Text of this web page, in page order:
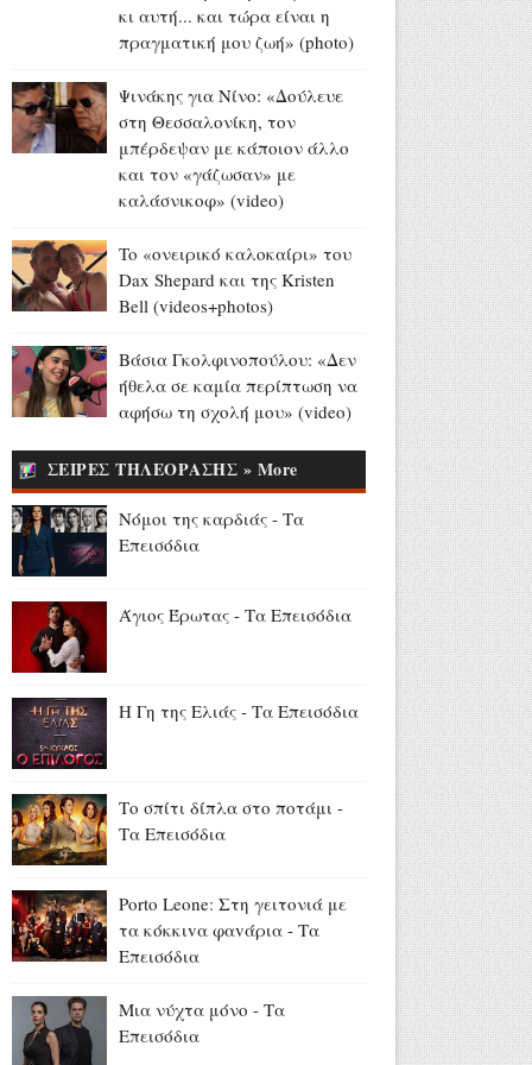
δημοσιογράφος Επαμεινώνδας
Μανωλίτσης
Η επίσκεψη του Μητσοτάκη
στην ΑΑΔΕ - Η ενεργοποίηση
της νέας εφαρμογής υποβολής
αιτήσεων για τις αγροτικές
επιδοτήσεις (video)
Αποθέωση για τον Sting στη
Λεμεσό (video)
Αίγιο: Συνελήφθησαν δύο
γυναίκες κατηγορούμενες για
απειλή και εξύβριση
Αύγουστος 06, 2026
Το τελευταίο «αντίο» στον
Κώστας Καραφώτης:
Αύγουστος 06, 2026
κι αυτή... και τώρα είναι η
πραγματική μου ζωή» (photo)
Ψινάκης για Νίνο: «Δούλευε
στη Θεσσαλονίκη, τον
μπέρδεψαν με κάποιον άλλο
και τον «γάζωσαν» με
καλάσνικοφ» (video)
To «ονειρικό καλοκαίρι» του
Dax Shepard και της Kristen
Bell (videos+photos)
Βάσια Γκολφινοπούλου: «Δεν
ήθελα σε καμία περίπτωση να
αφήσω τη σχολή μου» (video)
ΣΕΙΡΕΣ ΤΗΛΕΟΡΑΣΗΣ » More
Νόμοι της καρδιάς - Τα
Επεισόδια
Άγιος Έρωτας - Τα Επεισόδια
Η Γη της Ελιάς - Τα Επεισόδια
Το σπίτι δίπλα στο ποτάμι -
Τα Επεισόδια
Porto Leone: Στη γειτονιά με
τα κόκκιvα φαvάρια - Τα
Επεισόδια
Μια νύχτα μόνο - Τα
Επεισόδια